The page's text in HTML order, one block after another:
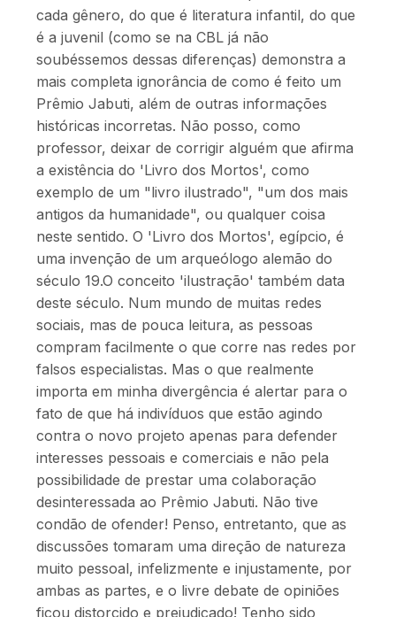
cada gênero, do que é literatura infantil, do que
é a juvenil (como se na CBL já não
soubéssemos dessas diferenças) demonstra a
mais completa ignorância de como é feito um
Prêmio Jabuti, além de outras informações
históricas incorretas. Não posso, como
professor, deixar de corrigir alguém que afirma
a existência do 'Livro dos Mortos', como
exemplo de um "livro ilustrado", "um dos mais
antigos da humanidade", ou qualquer coisa
neste sentido. O 'Livro dos Mortos', egípcio, é
uma invenção de um arqueólogo alemão do
século 19.O conceito 'ilustração' também data
deste século. Num mundo de muitas redes
sociais, mas de pouca leitura, as pessoas
compram facilmente o que corre nas redes por
falsos especialistas. Mas o que realmente
importa em minha divergência é alertar para o
fato de que há indivíduos que estão agindo
contra o novo projeto apenas para defender
interesses pessoais e comerciais e não pela
possibilidade de prestar uma colaboração
desinteressada ao Prêmio Jabuti. Não tive
condão de ofender! Penso, entretanto, que as
discussões tomaram uma direção de natureza
muito pessoal, infelizmente e injustamente, por
ambas as partes, e o livre debate de opiniões
ficou distorcido e prejudicado! Tenho sido